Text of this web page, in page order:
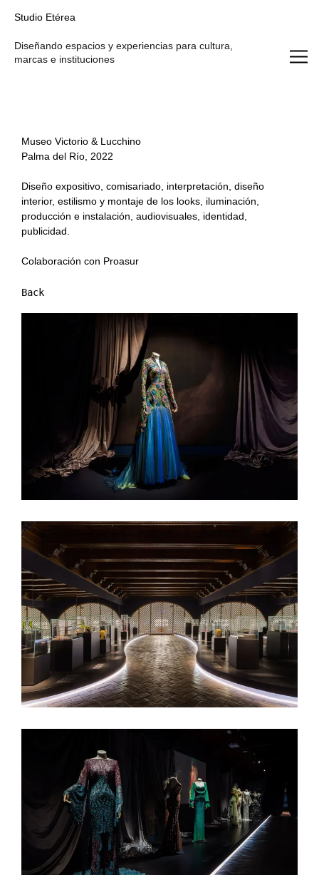
Studio Etérea
Diseñando espacios y experiencias para cultura,
marcas e instituciones
Museo Victorio & Lucchino
Palma del Río, 2022
Diseño expositivo, comisariado, interpretación, diseño
interior, estilismo y montaje de los looks, iluminación,
producción e instalación, audiovisuales, identidad,
publicidad.
Colaboración con Proasur
Back